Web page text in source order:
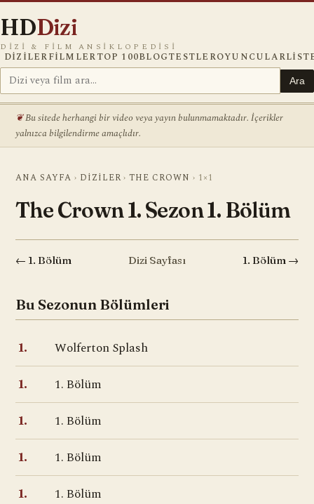
HDDizi
DIZI & FILM ANSIKLOPEDISI
DIZILERFILMLERTOP 100BLOGTESTLEROYUNCULAR
Ara
Bu sitede herhangi bir video veya yayın bulunmamaktadır. İçerikler
yalnızca bilgilendirme amaçlıdır.
ANA SAYFA › DIZILER › THE CROWN › 1×1
The Crown 1. Sezon 1. Bölüm
← 1. Bölüm Dizi Sayfası 1. Bölüm →
Bu Sezonun Bölümleri
1. Wolferton Splash
1. 1. Bölüm
1. 1. Bölüm
1. 1. Bölüm
1. 1. Bölüm